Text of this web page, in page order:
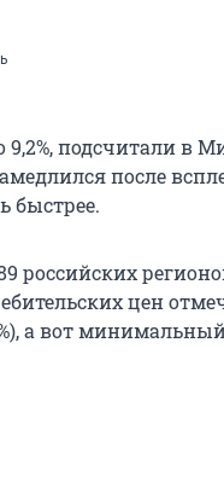
9,2%, подсчитали в
после
быстрее.
российских
цен
а вот